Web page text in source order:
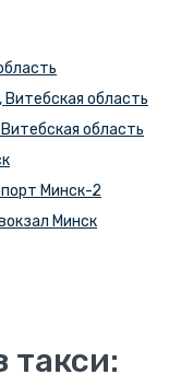
область
область
Минск-2
Минск
такси: